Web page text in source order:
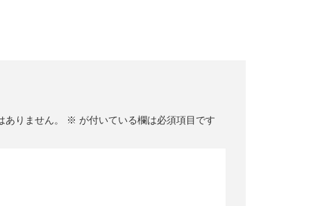
りません。 ※ が付いている欄は必須項目です